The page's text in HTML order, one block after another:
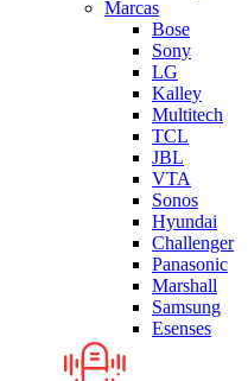
Marcas
Bose
Sony
LG
Kalley
Multitech
TCL
JBL
VTA
Sonos
Hyundai
Challenger
Panasonic
Marshall
Samsung
Esenses